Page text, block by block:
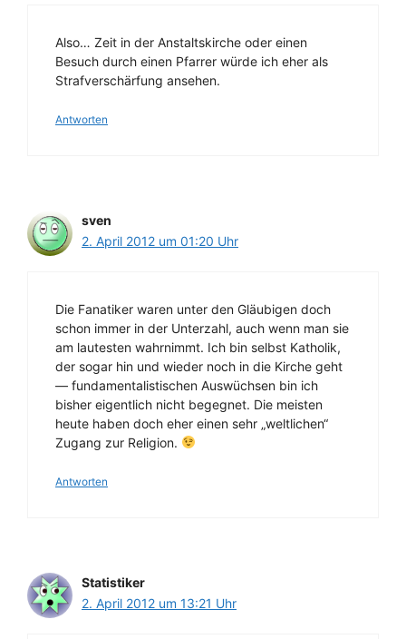
Also… Zeit in der Anstaltskirche oder einen
Besuch durch einen Pfarrer würde ich eher als
Strafverschärfung ansehen.
Antworten
sven
2. April 2012 um 01:20 Uhr
Die Fanatiker waren unter den Gläubigen doch
schon immer in der Unterzahl, auch wenn man sie
am lautesten wahrnimmt. Ich bin selbst Katholik,
der sogar hin und wieder noch in die Kirche geht
— fundamentalistischen Auswüchsen bin ich
bisher eigentlich nicht begegnet. Die meisten
heute haben doch eher einen sehr „weltlichen“
Zugang zur Religion.
Antworten
Statistiker
2. April 2012 um 13:21 Uhr